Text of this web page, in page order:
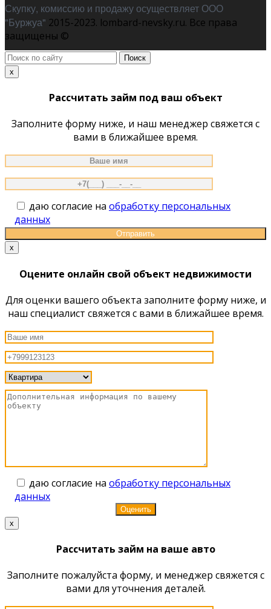
Скупку, комиссию и продажу осуществляет ООО
"Буржуа" 2015-2023. lombard-nevsky.ru. Все права
защищены ©
Поиск
по
x
Рассчитать займ под ваш объект
Заполните форму ниже, и наш менеджер свяжется с
вами в ближайшее время.
даю согласие на обработку персональных
данных
x
Оцените онлайн свой объект недвижимости
Для оценки вашего объекта заполните форму ниже, и
наш специалист свяжется с вами в ближайшее время.
даю согласие на обработку персональных
данных
x
Рассчитать займ на ваше авто
Заполните пожалуйста форму, и менеджер свяжется с
вами для уточнения деталей.